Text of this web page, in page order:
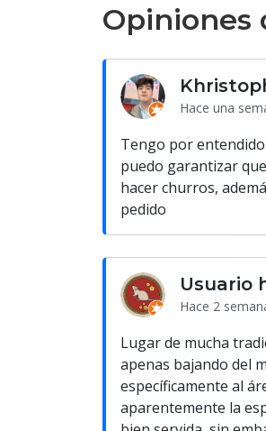
Opiniones
Hace una
Tengo por
puedo garantizar
hacer churros,
pedido
Usuario
Hace 2
Lugar de mucha
apenas bajando del
específicamente al
aparentemente la